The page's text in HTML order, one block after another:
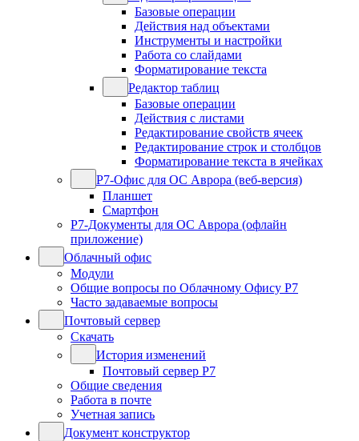
Базовые операции
Действия над объектами
Инструменты и настройки
Работа со слайдами
Форматирование текста
Редактор таблиц
Базовые операции
Действия с листами
Редактирование свойств ячеек
Редактирование строк и столбцов
Форматирование текста в ячейках
Р7-Офис для ОС Аврора (веб-версия)
Планшет
Смартфон
Р7-Документы для ОС Аврора (офлайн
приложение)
Облачный офис
Модули
Общие вопросы по Облачному Офису Р7
Часто задаваемые вопросы
Почтовый сервер
Скачать
История изменений
Почтовый сервер Р7
Общие сведения
Работа в почте
Учетная запись
Документ конструктор